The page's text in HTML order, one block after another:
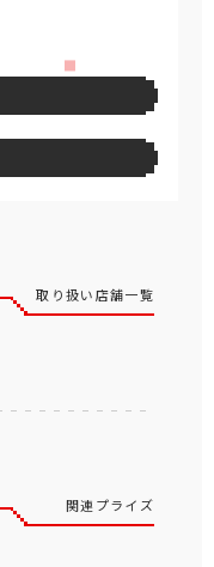
取り扱い店舗一覧
関連プライズ